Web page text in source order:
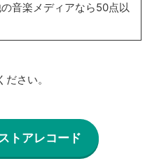
の音楽メディアなら50点以
さい。
トアレコード